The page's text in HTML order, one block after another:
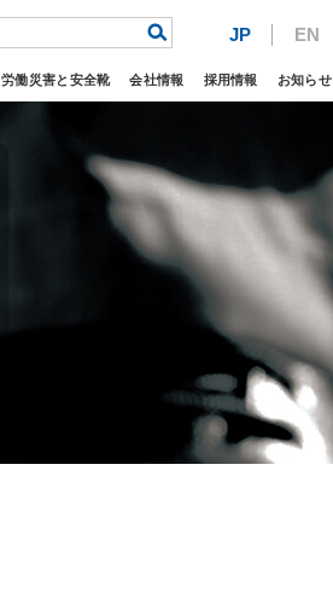
労働災害と安全靴 会社情報 採用情報 お知らせ
JP EN